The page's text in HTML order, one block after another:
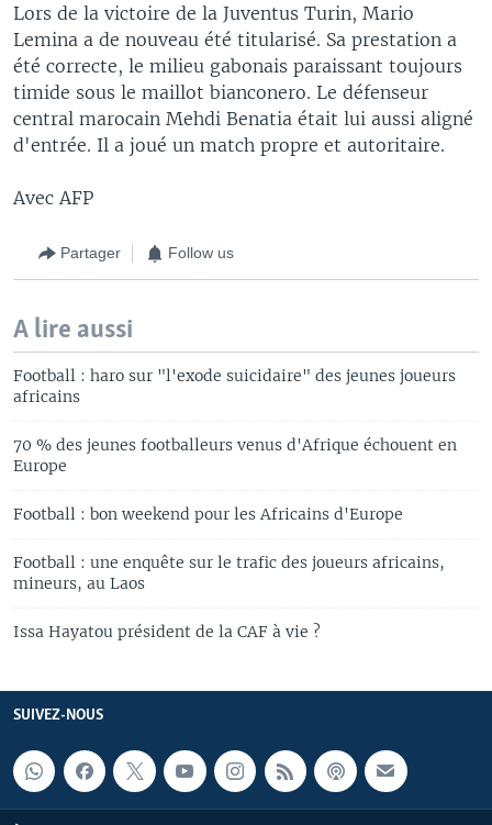
Lors de la victoire de la Juventus Turin, Mario
Lemina a de nouveau été titularisé. Sa prestation a
été correcte, le milieu gabonais paraissant toujours
timide sous le maillot bianconero. Le défenseur
central marocain Mehdi Benatia était lui aussi aligné
d'entrée. Il a joué un match propre et autoritaire.
Avec AFP
Partager Follow us
A lire aussi
Football : haro sur "l'exode suicidaire" des jeunes joueurs
africains
70 % des jeunes footballeurs venus d'Afrique échouent en
Europe
Football : bon weekend pour les Africains d'Europe
Football : une enquête sur le trafic des joueurs africains,
mineurs, au Laos
Issa Hayatou président de la CAF à vie ?
SUIVEZ-NOUS